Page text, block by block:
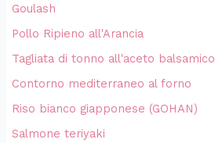
Goulash
Pollo Ripieno all'Arancia
Tagliata di tonno all'aceto balsamico
Contorno mediterraneo al forno
Riso bianco giapponese (GOHAN)
Salmone teriyaki